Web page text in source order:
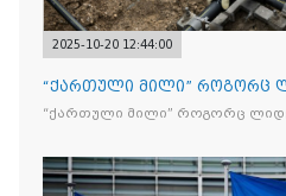
2025-10-20 12:44:00
“ქართული მილი” როგორც
“ქართული მილი” როგორც